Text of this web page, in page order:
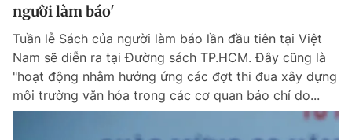
người làm báo'
Tuần lễ Sách của người làm báo lần đầu tiên tại Việt
Nam sẽ diễn ra tại Đường sách TP.HCM. Đây cũng là
"hoạt động nhằm hưởng ứng các đợt thi đua xây dựng
môi trường văn hóa trong các cơ quan báo chí do...